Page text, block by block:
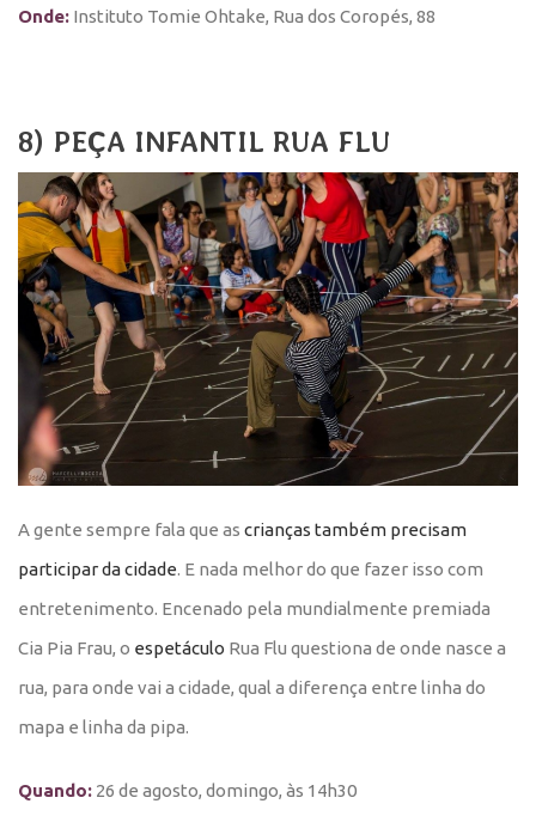
Onde: Instituto Tomie Ohtake, Rua dos Coropés, 88
8) PEÇA INFANTIL RUA FLU
A gente sempre fala que as crianças também precisam
participar da cidade. E nada melhor do que fazer isso com
entretenimento. Encenado pela mundialmente premiada
Cia Pia Frau, o espetáculo Rua Flu questiona de onde nasce a
rua, para onde vai a cidade, qual a diferença entre linha do
mapa e linha da pipa.
Quando: 26 de agosto, domingo, às 14h30